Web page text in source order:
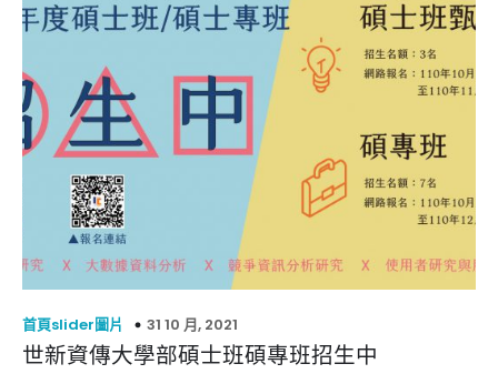
首頁slider圖片 31 10 月, 2021
世新資傳大學部碩士班碩專班招生中